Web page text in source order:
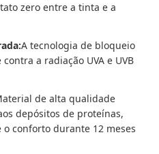
zero entre a tinta e a
A tecnologia de bloqueio
a radiação UVA e UVB
de alta qualidade
depósitos de proteínas,
o conforto durante 12 meses